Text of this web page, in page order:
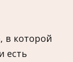
в которой
есть